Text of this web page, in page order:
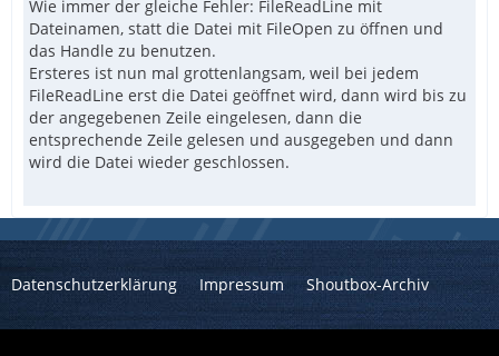
Wie immer der gleiche Fehler: FileReadLine mit
Dateinamen, statt die Datei mit FileOpen zu öffnen und
das Handle zu benutzen.
Ersteres ist nun mal grottenlangsam, weil bei jedem
FileReadLine erst die Datei geöffnet wird, dann wird bis zu
der angegebenen Zeile eingelesen, dann die
entsprechende Zeile gelesen und ausgegeben und dann
wird die Datei wieder geschlossen.
Datenschutzerklärung Impressum Shoutbox-Archiv